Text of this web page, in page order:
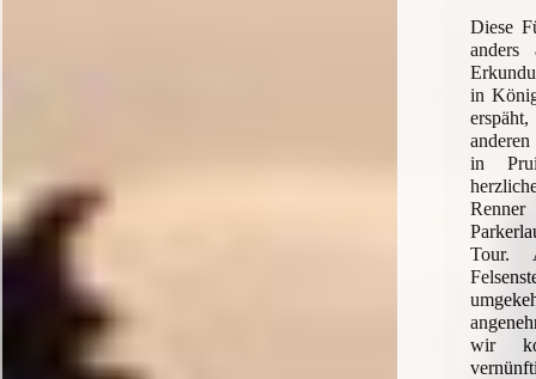
Diese
anders
in
in
Tour.
wir